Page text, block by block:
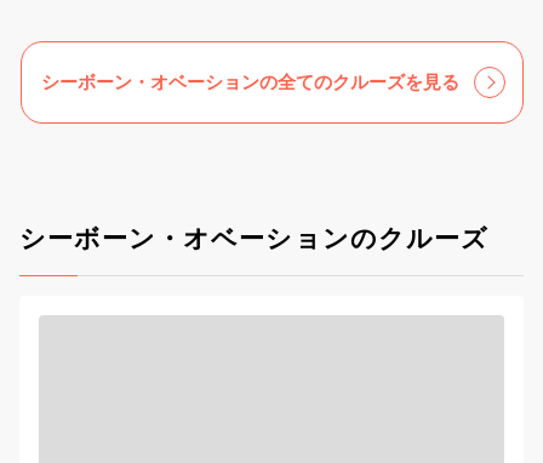
シーボーン・オベーションの全てのクルーズを見る
シーボーン・オベーションのクルーズ